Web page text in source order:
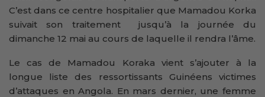
C’est dans ce centre hospitalier que Mamadou Korka
suivait son traitement jusqu’à la journée du
dimanche 12 mai au cours de laquelle il rendra l’âme.
Le cas de Mamadou Koraka vient s’ajouter à la
longue liste des ressortissants Guinéens victimes
d’attaques en Angola. En mars dernier, une femme